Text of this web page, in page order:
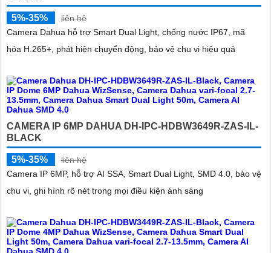
5%-35%
liên hệ
Camera Dahua hỗ trợ Smart Dual Light, chống nước IP67, mã
hóa H.265+, phát hiện chuyển động, bảo vệ chu vi hiệu quả
CAMERA IP 6MP DAHUA DH-IPC-HDBW3649R-ZAS-IL-
BLACK
5%-35%
liên hệ
Camera IP 6MP, hỗ trợ AI SSA, Smart Dual Light, SMD 4.0, bảo vệ
chu vi, ghi hình rõ nét trong mọi điều kiện ánh sáng